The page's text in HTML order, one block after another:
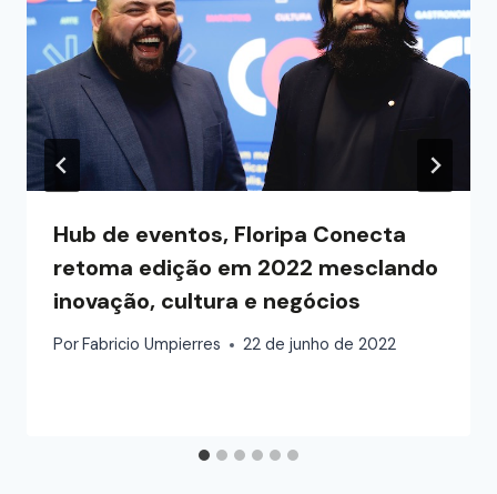
Hub de eventos, Floripa Conecta
retoma edição em 2022 mesclando
inovação, cultura e negócios
PorFabricio Umpierres 22 de junho de 2022